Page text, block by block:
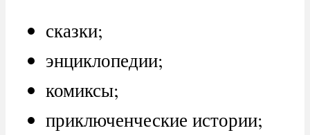
сказки;
энциклопедии;
комиксы;
приключенческие истории;